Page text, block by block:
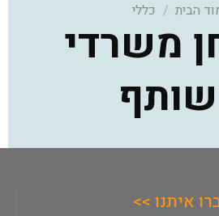
הבית / כללי
משרדי
איתנו >>